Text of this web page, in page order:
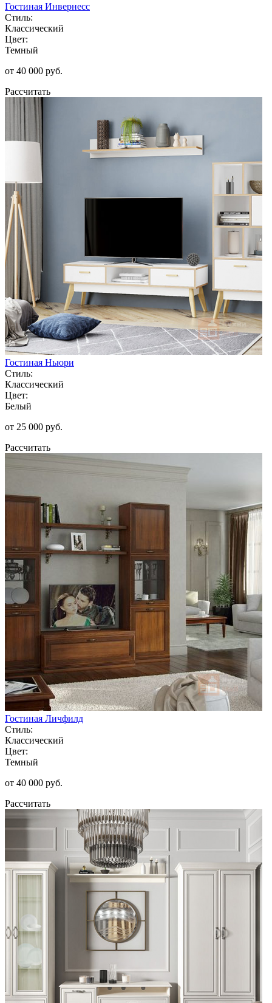
Гостиная Инвернесс
Стиль:
Классический
Цвет:
Темный
от 40 000 руб.
Рассчитать
Гостиная Ньюри
Стиль:
Классический
Цвет:
Белый
от 25 000 руб.
Рассчитать
Гостиная Личфилд
Стиль:
Классический
Цвет:
Темный
от 40 000 руб.
Рассчитать